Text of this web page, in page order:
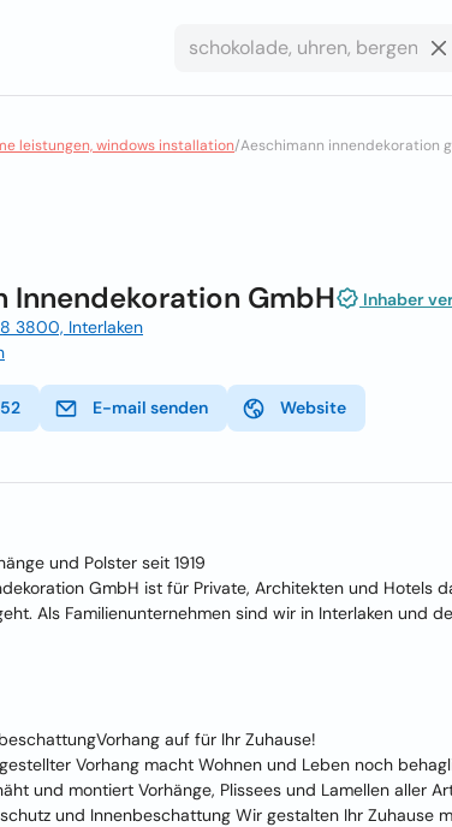
leistungen, windows installation/Aeschimann innendekoration
Innendekoration GmbH
Inhaber
3800, Interlaken
E-mail senden Website
und Polster seit 1919
GmbH ist für Private, Architekten und Hotels
Als Familienunternehmen sind wir in Interlaken und
auf für Ihr Zuhause!
Vorhang macht Wohnen und Leben noch
und montiert Vorhänge, Plissees und Lamellen aller
und Innenbeschattung Wir gestalten Ihr Zuhause